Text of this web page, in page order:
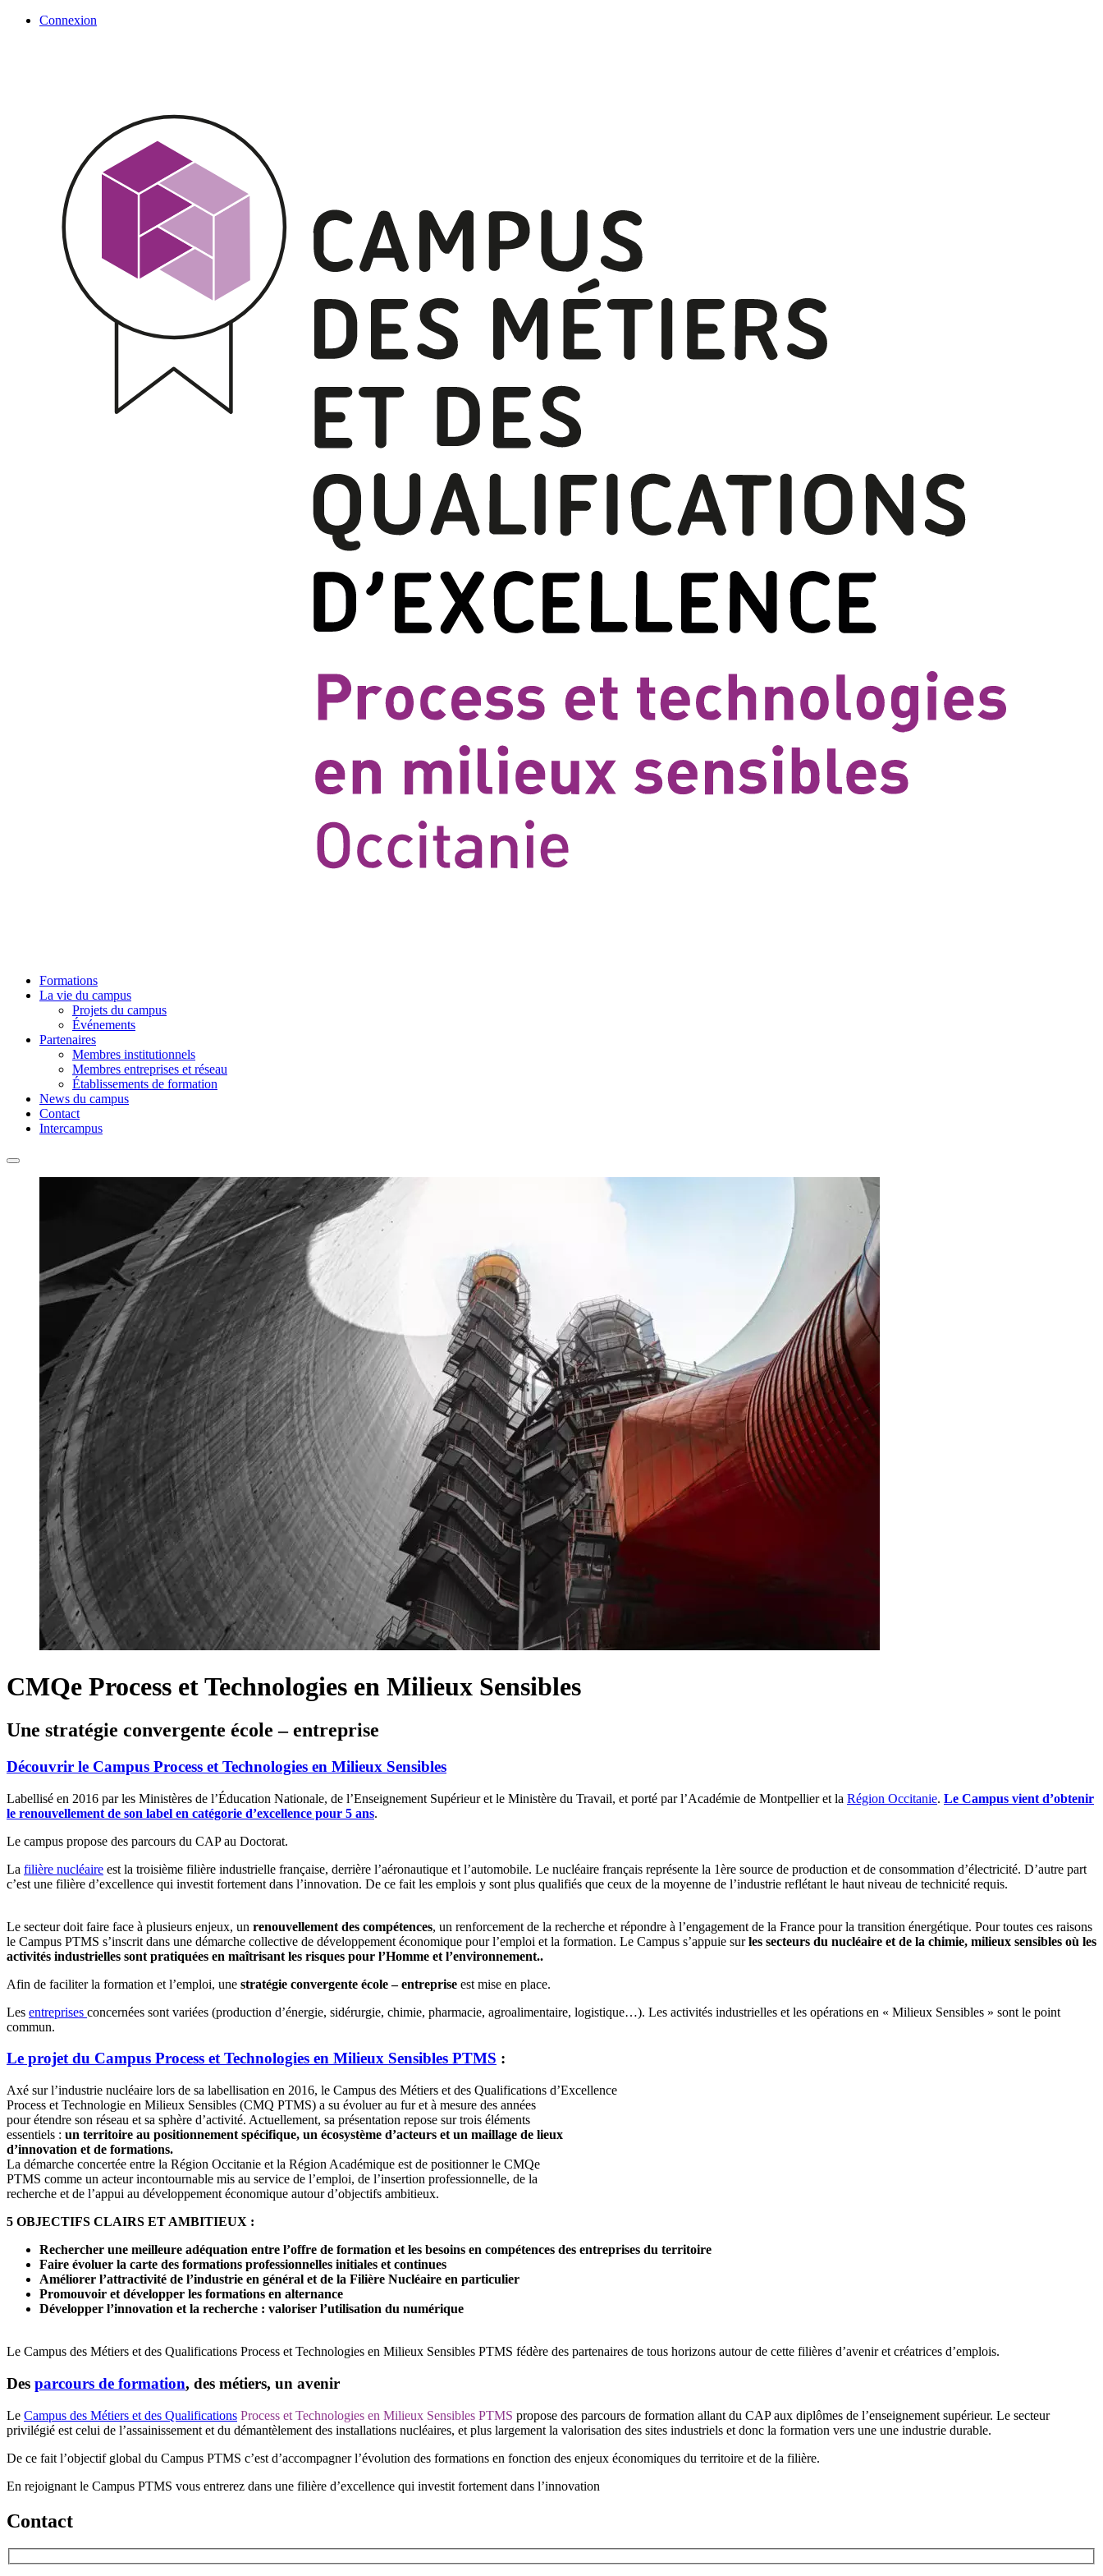
Connexion
Formations
La vie du campus
Projets du campus
Événements
Partenaires
Membres institutionnels
Membres entreprises et réseau
Établissements de formation
News du campus
Contact
Intercampus
CMQe Process et Technologies en Milieux Sensibles
Une stratégie convergente école – entreprise
Découvrir le Campus Process et Technologies en Milieux Sensibles
Labellisé en 2016 par les Ministères de l’Éducation Nationale, de l’Enseignement Supérieur et le Ministère du Travail, et porté par l’Académie de Montpellier et la Région Occitanie. Le Campus vient d’obtenir
le renouvellement de son label en catégorie d’excellence pour 5 ans.
Le campus propose des parcours du CAP au Doctorat.
La filière nucléaire est la troisième filière industrielle française, derrière l’aéronautique et l’automobile. Le nucléaire français représente la 1ère source de production et de consommation d’électricité. D’autre part
c’est une filière d’excellence qui investit fortement dans l’innovation. De ce fait les emplois y sont plus qualifiés que ceux de la moyenne de l’industrie reflétant le haut niveau de technicité requis.
Le secteur doit faire face à plusieurs enjeux, un renouvellement des compétences, un renforcement de la recherche et répondre à l’engagement de la France pour la transition énergétique. Pour toutes ces raisons
le Campus PTMS s’inscrit dans une démarche collective de développement économique pour l’emploi et la formation. Le Campus s’appuie surles secteurs du nucléaire et de la chimie, milieux sensibles où les
activités industrielles sont pratiquées en maîtrisant les risques pour l’Homme et l’environnement..
Afin de faciliter la formation et l’emploi, une stratégie convergente école – entreprise est mise en place.
Les entreprises concernées sont variées (production d’énergie, sidérurgie, chimie, pharmacie, agroalimentaire, logistique…). Les activités industrielles et les opérations en « Milieux Sensibles » sont le point
commun.
Le projet du Campus Process et Technologies en Milieux Sensibles PTMS :
Axé sur l’industrie nucléaire lors de sa labellisation en 2016, le Campus des Métiers et des Qualifications d’Excellence
Process et Technologie en Milieux Sensibles (CMQ PTMS) a su évoluer au fur et à mesure des années
pour étendre son réseau et sa sphère d’activité. Actuellement, sa présentation repose sur trois éléments
essentiels : un territoire au positionnement spécifique, un écosystème d’acteurs et un maillage de lieux
d’innovation et de formations.
La démarche concertée entre la Région Occitanie et la Région Académique est de positionner le CMQe
PTMS comme un acteur incontournable mis au service de l’emploi, de l’insertion professionnelle, de la
recherche et de l’appui au développement économique autour d’objectifs ambitieux.
5 OBJECTIFS CLAIRS ET AMBITIEUX :
Rechercher une meilleure adéquation entre l’offre de formation et les besoins en compétences des entreprises du territoire
Faire évoluer la carte des formations professionnelles initiales et continues
Améliorer l’attractivité de l’industrie en général et de la Filière Nucléaire en particulier
Promouvoir et développer les formations en alternance
Développer l’innovation et la recherche : valoriser l’utilisation du numérique
Le Campus des Métiers et des Qualifications Process et Technologies en Milieux Sensibles PTMS fédère des partenaires de tous horizons autour de cette filières d’avenir et créatrices d’emplois.
Des parcours de formation, des métiers, un avenir
Le Campus des Métiers et des Qualifications Process et Technologies en Milieux Sensibles PTMS propose des parcours de formation allant du CAP aux diplômes de l’enseignement supérieur. Le secteur
privilégié est celui de l’assainissement et du démantèlement des installations nucléaires, et plus largement la valorisation des sites industriels et donc la formation vers une une industrie durable.
De ce fait l’objectif global du Campus PTMS c’est d’accompagner l’évolution des formations en fonction des enjeux économiques du territoire et de la filière.
En rejoignant le Campus PTMS vous entrerez dans une filière d’excellence qui investit fortement dans l’innovation
Contact